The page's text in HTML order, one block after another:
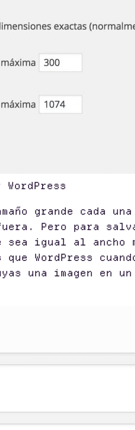
grande cada
Pero para
sea igual al
que WordPress
una imagen en